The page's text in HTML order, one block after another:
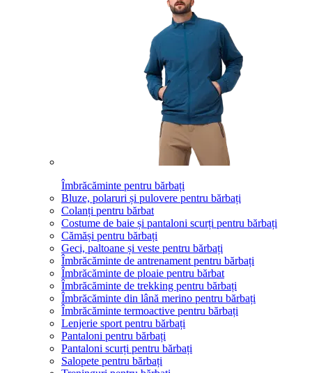
Îmbrăcăminte pentru bărbați
Bluze, polaruri și pulovere pentru bărbați
Colanți pentru bărbat
Costume de baie și pantaloni scurți pentru bărbați
Cămăși pentru bărbați
Geci, paltoane și veste pentru bărbați
Îmbrăcăminte de antrenament pentru bărbați
Îmbrăcăminte de ploaie pentru bărbat
Îmbrăcăminte de trekking pentru bărbați
Îmbrăcăminte din lână merino pentru bărbați
Îmbrăcăminte termoactive pentru bărbați
Lenjerie sport pentru bărbați
Pantaloni pentru bărbați
Pantaloni scurți pentru bărbați
Salopete pentru bărbați